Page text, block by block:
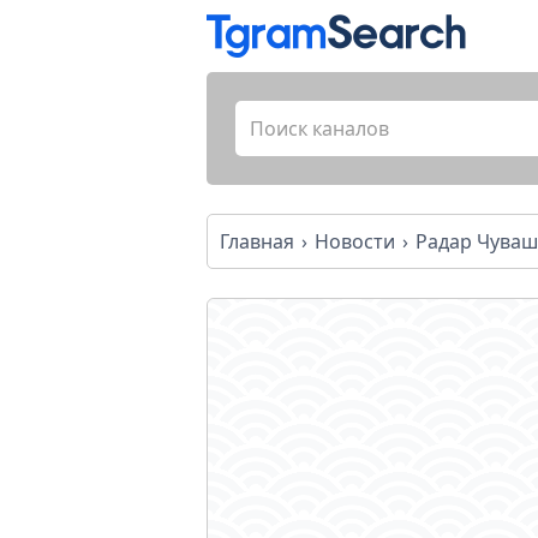
Главная Новости Радар